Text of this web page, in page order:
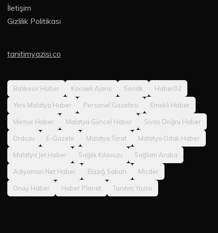
İletişim
Gizlilik Politikası
tanitimyazisi.co
Balıkesir Haber Kocaeli Ajans Sondk Haber02
Yeni Malatya Haber Personel Gazetesi Emekli Haber
Memur Haber Malatya Güncel Haber Sivas Doğru Haber
Orduzu E-Gazete Malatya Taraf Malatya Odak Haber
Malatya Jet Haber Sağlık Kılavuzu Sağlam Araba
Adıyaman Net Haber Elazığ Sabah Micder
Onay Haber Haber Planet Tanıtım Yazısı